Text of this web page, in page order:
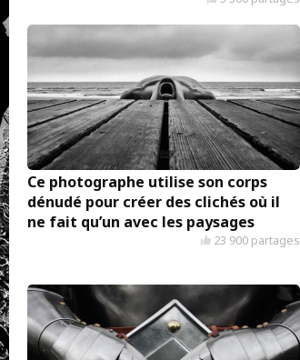
Ce photographe utilise son corps
dénudé pour créer des clichés où il
ne fait qu’un avec les paysages
23 900 partages